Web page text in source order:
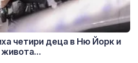
четири деца в Ню Йорк и
живота...